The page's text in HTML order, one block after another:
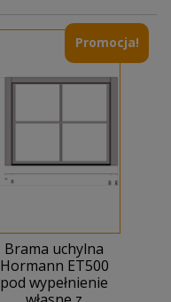
Promocja!
Brama uchylna
Hormann ET500
pod wypełnienie